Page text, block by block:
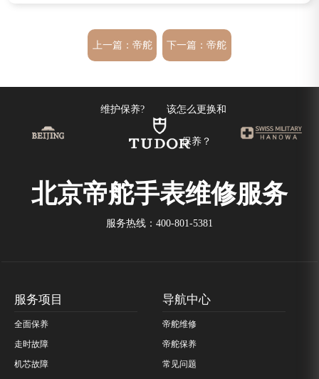
上一篇： 帝舵
维护保养?
下一篇：帝舵
该怎么更换和
保养？
北京帝舵手表维修服务
服务热线： 400-801-5381
服务项目
全面保养
走时故障
机芯故障
导航中心
帝舵维修
帝舵保养
常见问题